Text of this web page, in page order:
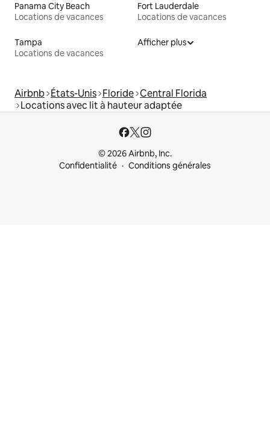
Panama City Beach
Locations de vacances
Fort Lauderdale
Locations de vacances
Tampa
Locations de vacances
Afficher plus
Airbnb États-Unis Floride Central Florida
Locations avec lit à hauteur adaptée
© 2026 Airbnb, Inc.
Confidentialité
Conditions générales